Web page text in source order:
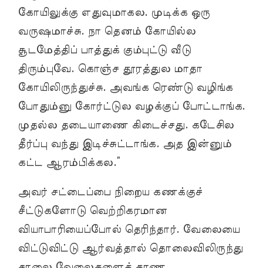
கோயிலுக்கு எதுவுமாகல. முடிக்க ஒரு
வருஷமாச்சு. நா தெனம் கோயில்ல
சூடமேத்திப் பாத்துக் கும்புட்டு வீடு
திரும்புவே. கொஞ்ச தூரத்துல மாதா
கோயிலிருந்துச்சு. அவங்க ரெண்டு வழிங்க
போதும்னு கோர்ட்டுல வழக்குப் போட்டாங்க.
முதல்ல தடையாணை கிடைச்சது. கடேசில
தீர்ப்பு வந்து இடிச்சுட்டாங்க. அத இன்னும்
கட்ட ஆரம்பிக்கல.”
அவர் சட்டைப்பை நிறைய கணக்குச்
சீட்டுகளோடு வெற்றிகரமான
வியாபாரியைப்போல் தெரிந்தார். வேலையை
விட்டுவிட்டு ஆர்வத்தால் தொலைவிலிருந்து